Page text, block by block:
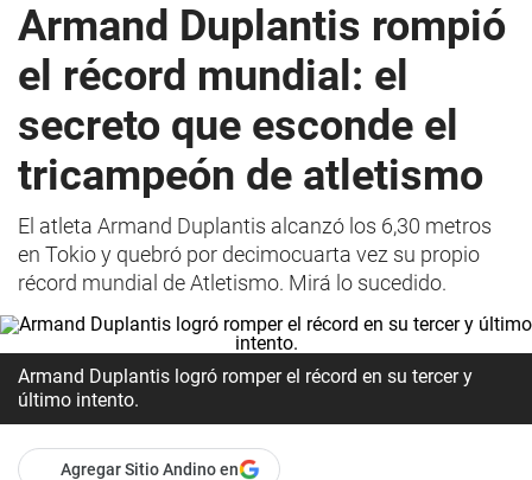
Armand Duplantis rompió
el récord mundial: el
secreto que esconde el
tricampeón de atletismo
El atleta Armand Duplantis alcanzó los 6,30 metros
en Tokio y quebró por decimocuarta vez su propio
récord mundial de Atletismo. Mirá lo sucedido.
Armand Duplantis logró romper el récord en su tercer y
último intento.
Agregar Sitio Andino en